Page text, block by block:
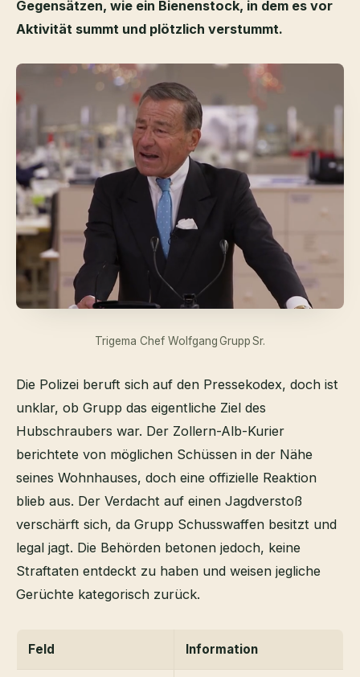
Gegensätzen, wie ein Bienenstock, in dem es vor
Aktivität summt und plötzlich verstummt.
Trigema Chef Wolfgang Grupp Sr.
Die Polizei beruft sich auf den Pressekodex, doch ist
unklar, ob Grupp das eigentliche Ziel des
Hubschraubers war. Der Zollern-Alb-Kurier
berichtete von möglichen Schüssen in der Nähe
seines Wohnhauses, doch eine offizielle Reaktion
blieb aus. Der Verdacht auf einen Jagdverstoß
verschärft sich, da Grupp Schusswaffen besitzt und
legal jagt. Die Behörden betonen jedoch, keine
Straftaten entdeckt zu haben und weisen jegliche
Gerüchte kategorisch zurück.
Feld Information